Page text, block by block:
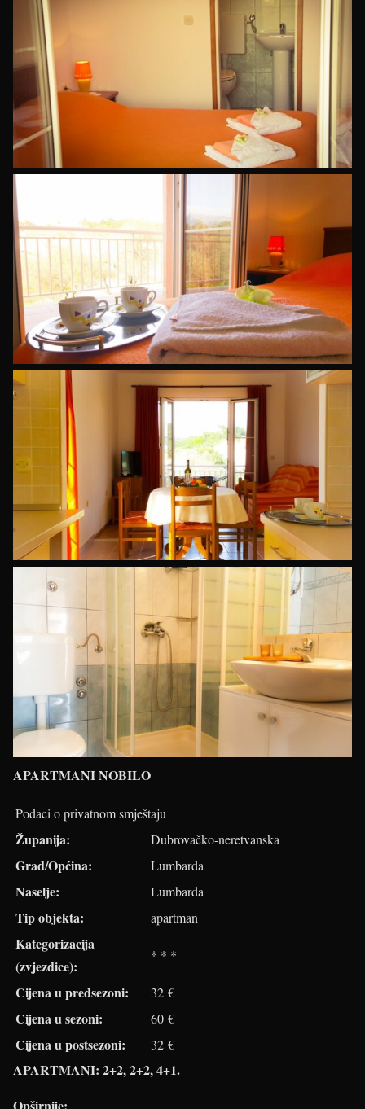
APARTMANI NOBILO
Podaci o privatnom smještaju
Županija: Dubrovačko-neretvanska
Grad/Općina: Lumbarda
Naselje: Lumbarda
Tip objekta: apartman
Kategorizacija
(zvjezdice):
* * *
Cijena u predsezoni: 32 €
Cijena u sezoni: 60 €
Cijena u postsezoni: 32 €
APARTMANI: 2+2, 2+2, 4+1.
Opširnije: